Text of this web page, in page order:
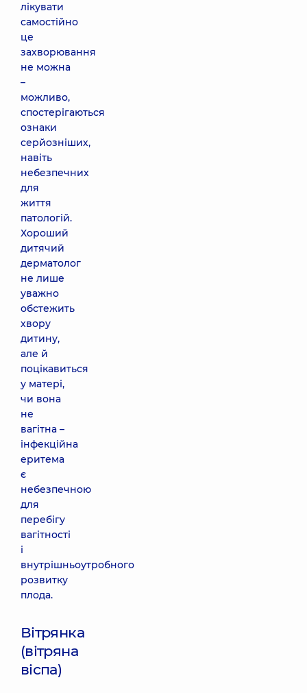
лікувати
самостійно
це
захворювання
не можна
–
можливо,
спостерігаються
ознаки
серйозніших,
навіть
небезпечних
для
життя
патологій.
Хороший
дитячий
дерматолог
не лише
уважно
обстежить
хвору
дитину,
але й
поцікавиться
у матері,
чи вона
не
вагітна –
інфекційна
еритема
є
небезпечною
для
перебігу
вагітності
і
внутрішньоутробного
розвитку
плода.
Вітрянка
(вітряна
віспа)